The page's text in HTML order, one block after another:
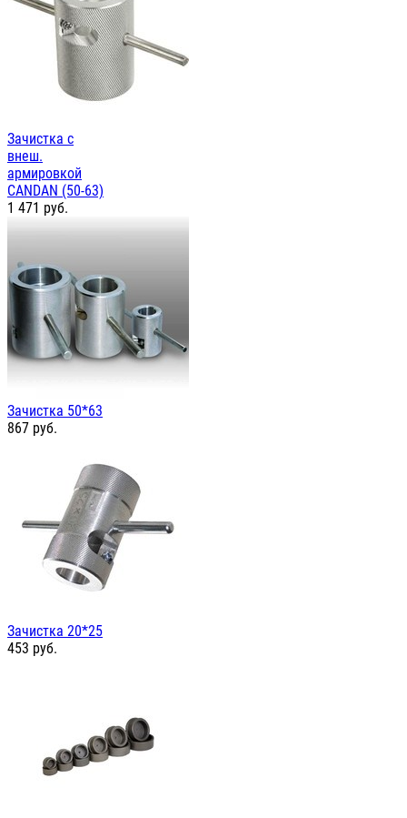
Зачистка с
внеш.
армировкой
CANDAN (50-63)
1 471 руб.
Зачистка 50*63
867 руб.
Зачистка 20*25
453 руб.